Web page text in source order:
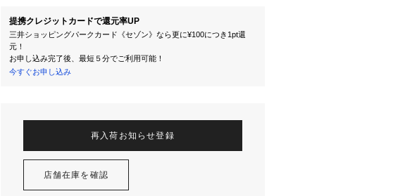
提携クレジットカードで還元率UP
三井ショッピングパークカード《セゾン》なら更に¥100につき1pt還
元！
お申し込み完了後、最短５分でご利用可能！
今すぐお申し込み
再入荷お知らせ登録
店舗在庫を確認